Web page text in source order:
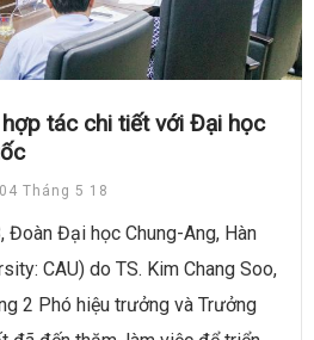
tác chi tiết với Đại học
04 Tháng 5 18
Đại học Chung-Ang, Hàn
CAU) do TS. Kim Chang Soo,
2 Phó hiệu trưởng và Trưởng